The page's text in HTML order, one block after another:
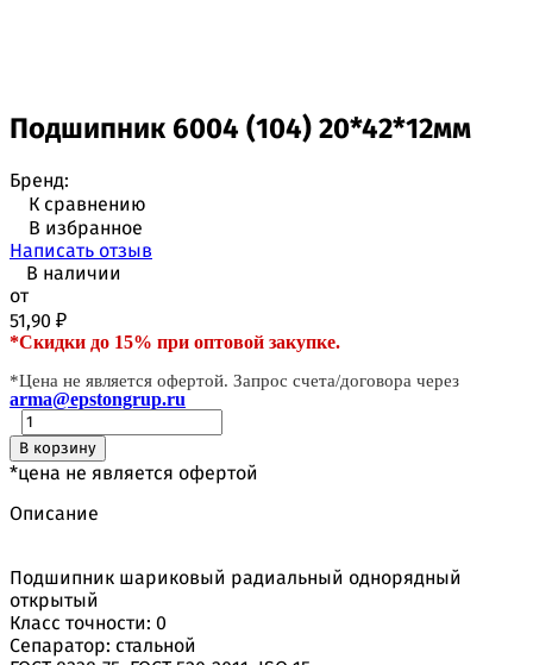
Подшипник 6004 (104) 20*42*12мм
Бренд:
К сравнению
В избранное
Написать отзыв
В наличии
от
51,90 ₽
*Скидки до 15% при оптовой закупке.
*Цена не является офертой. Запрос счета/договора через
arma@epstongrup.ru
В корзину
*цена не является офертой
Описание
Подшипник шариковый радиальный однорядный
открытый
Класс точности: 0
Сепаратор: стальной